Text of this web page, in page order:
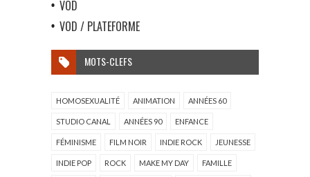
VOD
VOD / PLATEFORME
MOTS-CLEFS
HOMOSEXUALITÉ ANIMATION ANNÉES 60
STUDIO CANAL ANNÉES 90 ENFANCE
FÉMINISME FILM NOIR INDIE ROCK JEUNESSE
INDIE POP ROCK MAKE MY DAY FAMILLE